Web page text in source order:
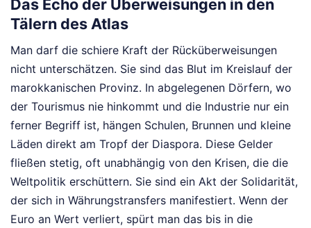
Das Echo der Überweisungen in den
Tälern des Atlas
Man darf die schiere Kraft der Rücküberweisungen
nicht unterschätzen. Sie sind das Blut im Kreislauf der
marokkanischen Provinz. In abgelegenen Dörfern, wo
der Tourismus nie hinkommt und die Industrie nur ein
ferner Begriff ist, hängen Schulen, Brunnen und kleine
Läden direkt am Tropf der Diaspora. Diese Gelder
fließen stetig, oft unabhängig von den Krisen, die die
Weltpolitik erschüttern. Sie sind ein Akt der Solidarität,
der sich in Währungstransfers manifestiert. Wenn der
Euro an Wert verliert, spürt man das bis in die